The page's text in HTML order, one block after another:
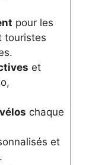
pour les
touristes
et
chaque
et